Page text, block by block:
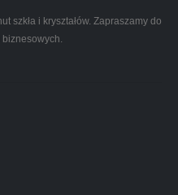
szkła i kryształów. Zapraszamy do